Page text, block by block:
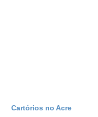
Cartórios no Acre